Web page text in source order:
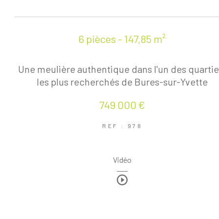
6 pièces - 147,85 m²
Une meulière authentique dans l'un des
les plus recherchés de Bures-sur-Yvette
749 000 €
REF : 978
Vidéo